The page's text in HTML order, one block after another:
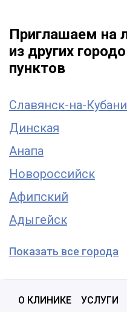
Приглашаем на
из других
пунктов
Славянск-на-Кубани
Динская
Анапа
Новороссийск
Афипский
Адыгейск
Показать все города
О КЛИНИКЕ УСЛУГИ